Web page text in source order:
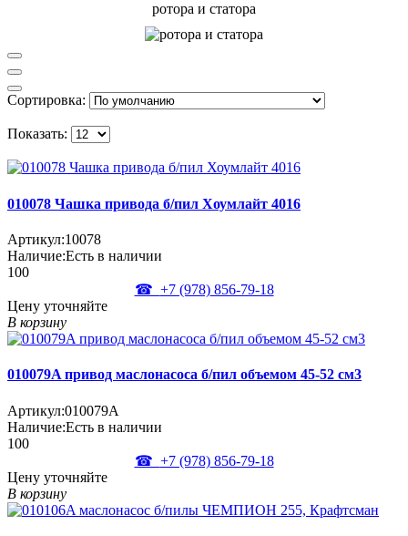
ротора и статора
Сортировка:
Показать:
010078 Чашка привода б/пил Хоумлайт 4016
Артикул:10078
Наличие:Есть в наличии
100
☎ +7 (978)856-79-18
Цену уточняйте
В корзину
010079A привод маслонасоса б/пил объемом 45-52 см3
Артикул:010079A
Наличие:Есть в наличии
100
☎ +7 (978)856-79-18
Цену уточняйте
В корзину